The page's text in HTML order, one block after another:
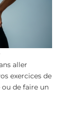
aller
exercices de
de faire un